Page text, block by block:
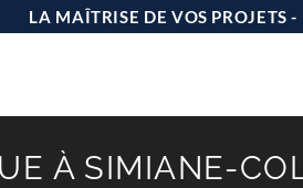
LA MAÎTRISE DE VOS PROJETS
À SIMIANE-